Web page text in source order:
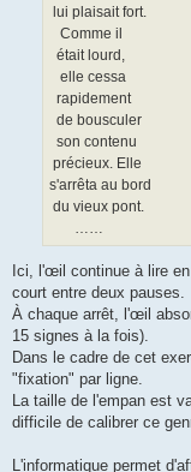
lui plaisait fort.
Comme il
était lourd,
elle cessa
rapidement
de bousculer
son contenu
précieux. Elle
s'arrêta au bord
du vieux pont.
……
Ici, l'œil continue à lire
court entre deux pauses.
À chaque arrêt, l'œil
15 signes à la fois).
Dans le cadre de cet
"fixation" par ligne.
La taille de l'empan est
difficile de calibrer ce
L'informatique permet